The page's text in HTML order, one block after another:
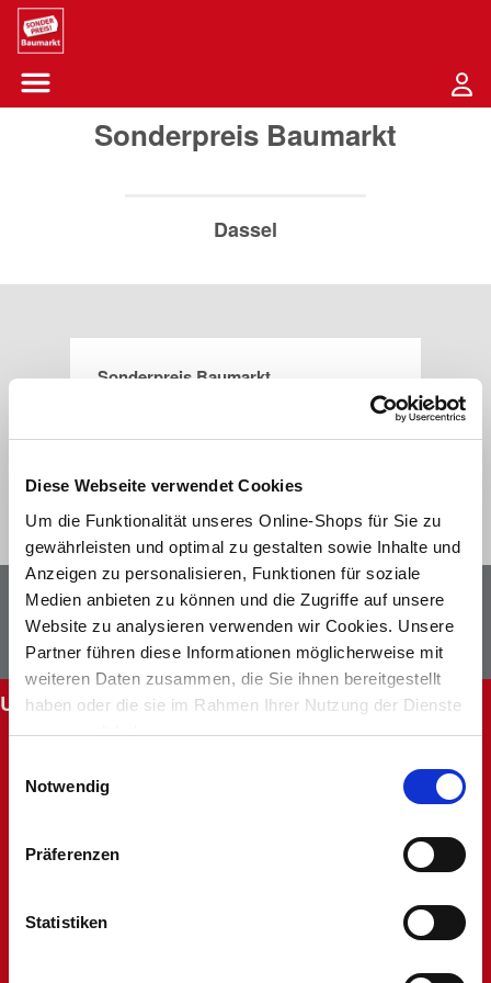
Diese Webseite verwendet Cookies
Um die Funktionalität unseres Online-Shops für Sie zu
gewährleisten und optimal zu gestalten sowie Inhalte und
Anzeigen zu personalisieren, Funktionen für soziale
Medien anbieten zu können und die Zugriffe auf unsere
Website zu analysieren verwenden wir Cookies. Unsere
Partner führen diese Informationen möglicherweise mit
weiteren Daten zusammen, die Sie ihnen bereitgestellt
haben oder die sie im Rahmen Ihrer Nutzung der Dienste
gesammelt haben.
Notwendig
Präferenzen
Statistiken
Sounder Preis Logo
Menü öffnen-Schaltfläche
Sonderpreis Baumarkt
Dassel
Sonderpreis Baumarkt
Ilmestraße 1B
Newsletter Facebook
Instagram
UNSERE SERVICES
Abholung im Markt
FAQ - Häufig gestellte Fragen
Kontakt
Unsere Märkte